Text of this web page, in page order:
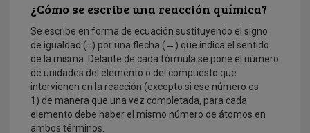
¿Cómo se escribe una reacción química?
Se escribe en forma de ecuación sustituyendo el signo
de igualdad (=) por una flecha (→) que indica el sentido
de la misma. Delante de cada fórmula se pone el número
de unidades del elemento o del compuesto que
intervienen en la reacción (excepto si ese número es
1) de manera que una vez completada, para cada
elemento debe haber el mismo número de átomos en
ambos términos.